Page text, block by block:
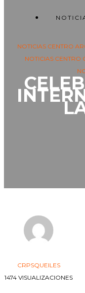
NOTICIAS CENTRO
NOTICIAS CENTRO
CRPSQUEILES
1474 VISUALIZACIONES